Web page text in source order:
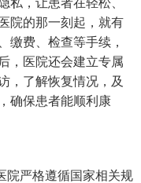
私，让患者在轻松、
院的那一刻起，就有
缴费、检查等手续，
，医院还会建立专属
，了解恢复情况，及
确保患者能顺利康
院严格遵循国家相关规